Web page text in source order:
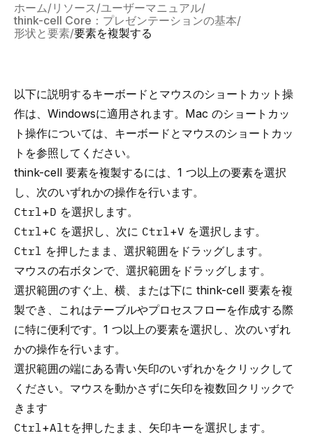
ホーム リソース ユーザーマニュアル
think-cell Core：プレゼンテーションの基本
形状と要素 要素を複製する
以下に説明するキーボードとマウスのショートカット操
作は、Windowsに適用されます。Mac のショートカッ
ト操作については、 キーボードとマウスのショートカッ
ト を参照してください。
think-cell 要素を複製するには、1 つ以上の要素を選択
し、次のいずれかの操作を行います。
Ctrl+D を選択します。
Ctrl+C を選択し、次に Ctrl+V を選択します。
Ctrl を押したまま、選択範囲をドラッグします。
マウスの右ボタンで、選択範囲をドラッグします。
選択範囲のすぐ上、横、または下に think-cell 要素を複
製でき、これはテーブルやプロセスフローを作成する際
に特に便利です。1 つ以上の要素を選択し、次のいずれ
かの操作を行います。
選択範囲の端にある青い矢印のいずれかをクリックして
ください。マウスを動かさずに矢印を複数回クリックで
きます
Ctrl+Altを押したまま、矢印キーを選択します。